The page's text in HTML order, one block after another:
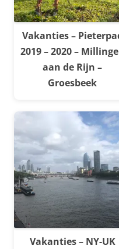
Vakanties –
2019 – 2020 –
aan de Rijn –
Groesbeek
Vakanties – NY-UK